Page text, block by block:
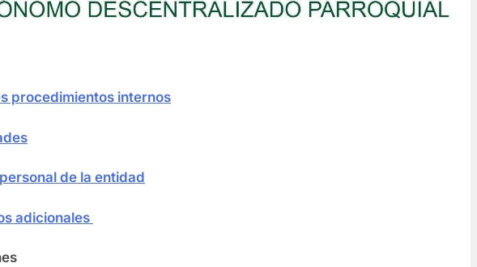
procedimientos internos
de la entidad
adicionales